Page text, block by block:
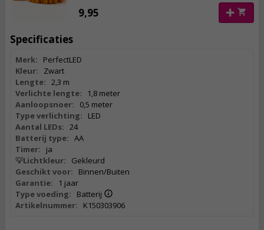
9,95
Specificaties
Merk:
PerfectLED
Kleur:
Zwart
Lengte: 2,3 m
Verlichte lengte:
1,8 meter
Aanloopsnoer:
0,5 meter
Type verlichting:
LED
Aantal LEDs: 24
Batterij type: AA
Timer:
ja
💡Lichtkleur:
Gekleurd
Geschikt voor:
Binnen/Buiten
Garantie:
1 jaar
Type voeding:
Batterij
Artikelnummer:
K150303906